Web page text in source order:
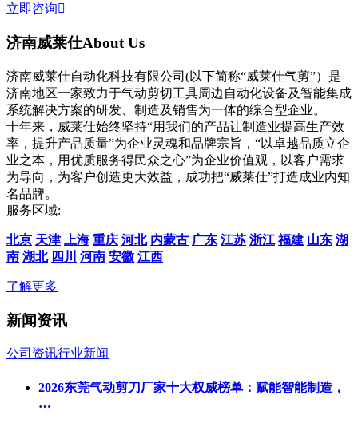
立即咨询
济南威莱仕About Us
济南威莱仕自动化科技有限公司(以下简称“威莱仕气剪”）是
济南地区一家致力于气动剪切工具周边自动化设备及智能集成
系统解决方案的研发、制造及销售为一体的综合型企业。
十年来，威莱仕始终坚持“用我们的产品让制造业提高生产效
率，提升产品质量”为企业灵魂和品牌宗旨，“以卓越品质立企
业之本，用优质服务得民众之心”为企业价值观，以客户需求
为导向，为客户创造更大效益，成功把“威莱仕”打造成业内知
名品牌。
服务区域:
北京 天津 上海 重庆 河北 内蒙古 广东 江苏 浙江 福建 山东 湖
南 湖北 四川 河南 安徽 江西
了解更多
新闻资讯
公司资讯行业新闻
2026东莞气动剪刀厂家十大权威榜单：赋能智能制造，
…